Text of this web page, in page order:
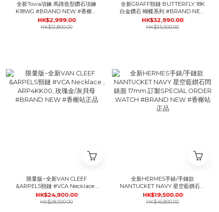
全新Tovia項鍊 馬蹄造型鑽石項鍊
K18WG #BRAND NEW #香榭站
正品
HK$2,999.00
HK$12,800.00
全新GRAFF頸鏈 BUTTERFLY 18K
白金鑽石 蝴蝶系列 #BRAND NEW
#香榭站正品
HK$32,990.00
HK$35,500.00
限量版~全新VAN CLEEF
&ARPELS頸鏈 #VCA Necklace ,
ARP4KK00, 玫瑰金/灰貝母
#BRAND NEW #香榭站正品
HK$24,900.00
HK$28,500.00
全新HERMES手錶/手鏈款
NANTUCKET NAVY 星空藍鑚石閃
錶面 17mm 訂製SPECIAL ORDER
WATCH #BRAND NEW #香榭站
HK$19,500.00
HK$46,800.00